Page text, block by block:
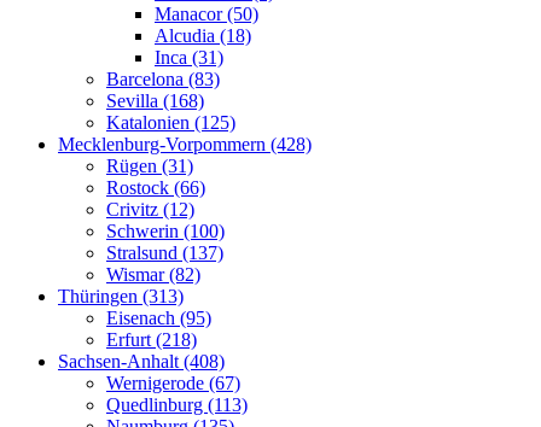
Manacor (50)
Alcudia (18)
Inca (31)
Barcelona (83)
Sevilla (168)
Katalonien (125)
Mecklenburg-Vorpommern (428)
Rügen (31)
Rostock (66)
Crivitz (12)
Schwerin (100)
Stralsund (137)
Wismar (82)
Thüringen (313)
Eisenach (95)
Erfurt (218)
Sachsen-Anhalt (408)
Wernigerode (67)
Quedlinburg (113)